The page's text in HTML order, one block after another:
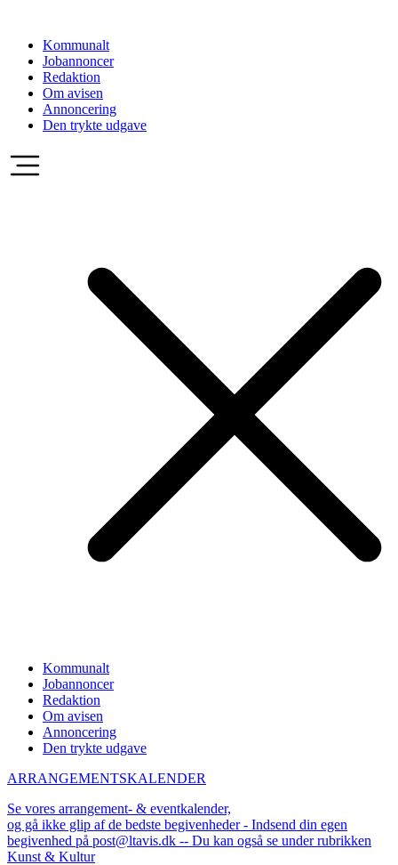
indholdKommunalt
Jobannoncer
Redaktion
Om avisen
Annoncering
Den trykte udgave
Kommunalt
Jobannoncer
Redaktion
Om avisen
Annoncering
Den trykte udgave
ARRANGEMENTSKALENDER
Se vores arrangement- & eventkalender,
og gå ikke glip af de bedste begivenheder - Indsend din egen
begivenhed på post@ltavis.dk -- Du kan også se under rubrikken
Kunst & Kultur